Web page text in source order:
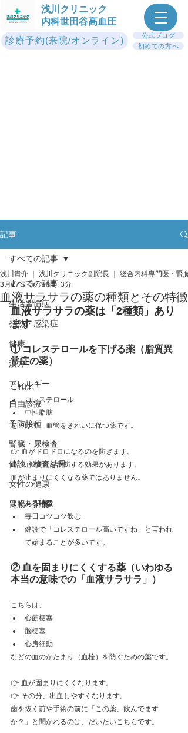
浅川クリニック
内科世田谷高血圧
診療予約(来院/オンライン)
公式ブログ
初めての方へ
記事
すべての記事
生活習慣病
発熱・感染症
健康
漢方
アレルギー
自由診療
予防接種
腎臓・尿検査
健診・検査結果
女性の健康
胃腸・肝臓
すべての記事
血液サラサラの薬の種類とその特徴
浅川貴介 ｜ 浅川クリニック副院長 ｜ 総合内科専門医・腎
3月27日 読了時間: 3分
血液サラサラの薬は「2種類」あり
ます
① コレステロールを下げる薬（脂質異
常症の薬）
これは、
コレステロール
中性脂肪
を下げて、血管をきれいに保つ薬です。
👉 血がドロドロになるのを防ぎます。
👉 動脈硬化を予防する効果があります。
血が止まりにくくなる薬ではありません。
よくある特徴
毎日コツコツ飲む
健診で「コレステロール高いですね」と言われ
て始まることが多いです。
② 血を固まりにくくする薬（いわゆる
本当の意味での「血液サラサラ」）
こちらは、
心筋梗塞
脳梗塞
心房細動
などの血のかたまり（血栓）を防ぐための薬です。
👉 血が固まりにくくなります。
👉 その分、出血しやすくなります。
歯を抜く前や手術の前に「この薬、飲んでます
か？」と聞かれるのは、だいたいこちらです。